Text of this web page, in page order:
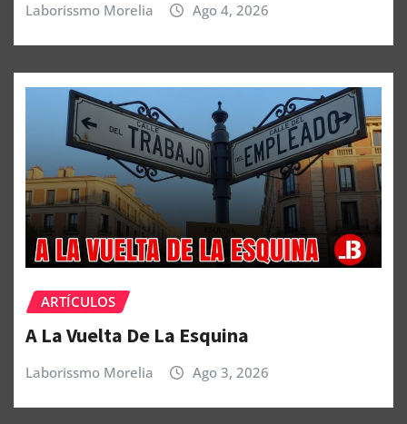
Laborissmo Morelia Ago 4, 2026
ARTÍCULOS
A La Vuelta De La Esquina
Laborissmo Morelia Ago 3, 2026